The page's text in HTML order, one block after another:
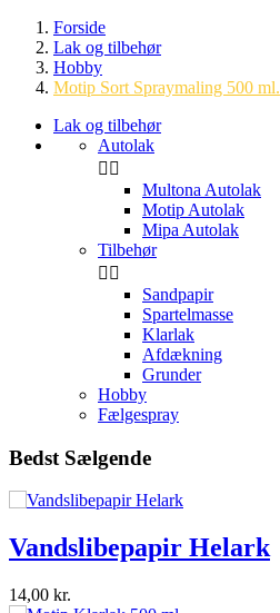
Forside
Lak og tilbehør
Hobby
Motip Sort Spraymaling 500 ml.
Lak og tilbehør
Autolak
 
Multona Autolak
Motip Autolak
Mipa Autolak
Tilbehør
 
Sandpapir
Spartelmasse
Klarlak
Afdækning
Grunder
Hobby
Fælgespray
Bedst Sælgende